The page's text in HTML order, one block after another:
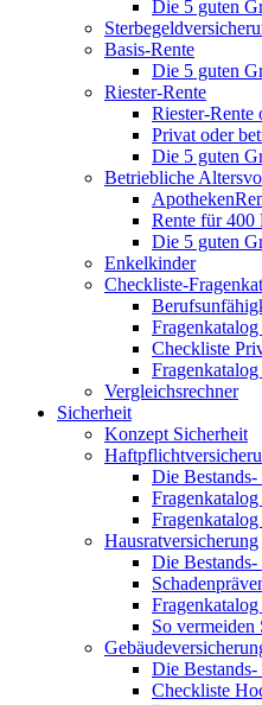
Die 5 guten
Basis-Rente
Die 5 guten
Riester-Rente
Riester-Rente
Privat oder
Die 5 guten
Betriebliche
Rente für
Die 5 guten
Enkelkinder
Checkliste-
Checkliste
Vergleichsrechner
Sicherheit
Konzept Sicherheit
Die
Hausratversicherung
Die
So vermeiden
Die
Checkliste